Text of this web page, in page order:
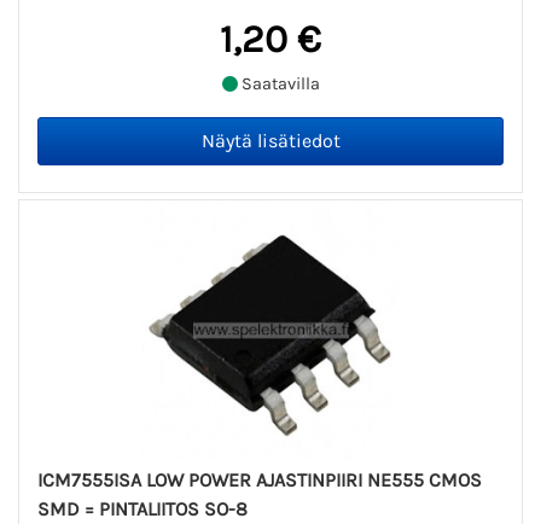
1,20 €
Saatavilla
ICM7555ISA LOW POWER AJASTINPIIRI NE555 CMOS
SMD = PINTALIITOS SO-8